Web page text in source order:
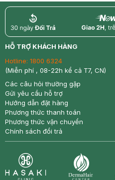
return nowfree
HỖ TRỢ KHÁCH HÀNG
Hotline: 1800 6324
(Miễn phí , 08-22h kể cả T7, CN)
Các câu hỏi thường gặp
Gửi yêu cầu hỗ trợ
Hướng dẫn đặt hàng
Phương thức thanh toán
Phương thức vận chuyển
Chính sách đổi trả